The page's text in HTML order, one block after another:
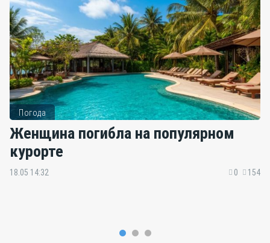
Погода
Женщина погибла на популярном
курорте
18.05 14:32 0 154